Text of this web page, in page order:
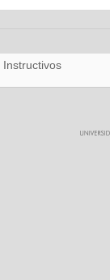
Instructivos